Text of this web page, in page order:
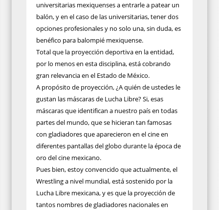
universitarias mexiquenses a entrarle a patear un
balón, y en el caso de las universitarias, tener dos
opciones profesionales y no solo una, sin duda, es
benéfico para balompié mexiquense.
Total que la proyección deportiva en la entidad,
por lo menos en esta disciplina, está cobrando
gran relevancia en el Estado de México.
A propósito de proyección, ¿A quién de ustedes le
gustan las máscaras de Lucha Libre? Si, esas
máscaras que identifican a nuestro país en todas
partes del mundo, que se hicieran tan famosas
con gladiadores que aparecieron en el cine en
diferentes pantallas del globo durante la época de
oro del cine mexicano.
Pues bien, estoy convencido que actualmente, el
Wrestling a nivel mundial, está sostenido por la
Lucha Libre mexicana, y es que la proyección de
tantos nombres de gladiadores nacionales en